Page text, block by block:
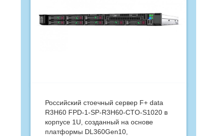
Российский стоечный сервер F+ data
R3H60 FPD-1-SP-R3H60-CTO-S1020 в
корпусе 1U, созданный на основе
платформы DL360Gen10,